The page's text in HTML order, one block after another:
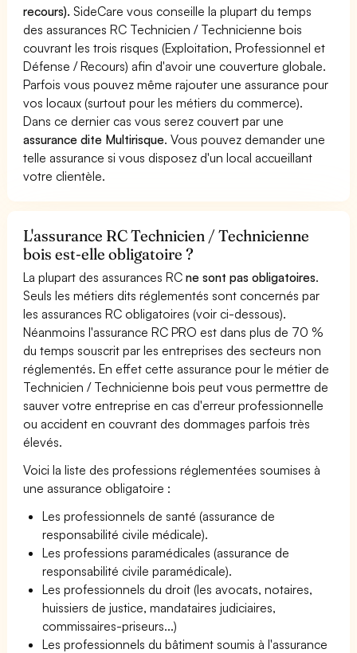
recours). SideCare vous conseille la plupart du temps
des assurances RC Technicien / Technicienne bois
couvrant les trois risques (Exploitation, Professionnel et
Défense / Recours) afin d'avoir une couverture globale.
Parfois vous pouvez même rajouter une assurance pour
vos locaux (surtout pour les métiers du commerce).
Dans ce dernier cas vous serez couvert par une
assurance dite Multirisque. Vous pouvez demander une
telle assurance si vous disposez d'un local accueillant
votre clientèle.
L'assurance RC Technicien / Technicienne
bois est-elle obligatoire ?
La plupart des assurances RCne sont pas obligatoires.
Seuls les métiers dits réglementés sont concernés par
les assurances RC obligatoires (voir ci-dessous).
Néanmoins l'assurance RC PRO est dans plus de 70 %
du temps souscrit par les entreprises des secteurs non
réglementés. En effet cette assurance pour le métier de
Technicien / Technicienne bois peut vous permettre de
sauver votre entreprise en cas d'erreur professionnelle
ou accident en couvrant des dommages parfois très
élevés.
Voici la liste des professions réglementées soumises à
une assurance obligatoire :
Les professionnels de santé (assurance de
responsabilité civile médicale).
Les professions paramédicales (assurance de
responsabilité civile paramédicale).
Les professionnels du droit (les avocats, notaires,
huissiers de justice, mandataires judiciaires,
commissaires-priseurs...)
Les professionnels du bâtiment soumis à l'assurance